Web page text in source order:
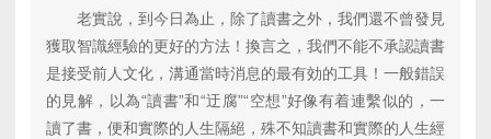
老實說，到今日為止，除了讀書之外，我們還不曾發見
獲取智識經驗的更好的方法！換言之，我們不能不承認讀書
是接受前人文化，溝通當時消息的最有効的工具！一般錯誤
的見解，以為“讀書”和“迂腐”“空想”好像有着連繫似的，一
讀了書，便和實際的人生隔絕，殊不知讀書和實際的人生經